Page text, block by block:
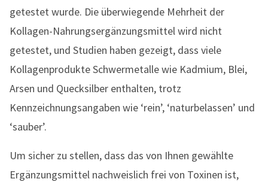
getestet wurde. Die überwiegende Mehrheit der
Kollagen-Nahrungsergänzungsmittel wird nicht
getestet, und Studien haben gezeigt, dass viele
Kollagenprodukte Schwermetalle wie Kadmium, Blei,
Arsen und Quecksilber enthalten, trotz
Kennzeichnungsangaben wie ‘rein’, ‘naturbelassen’ und
‘sauber’.
Um sicher zu stellen, dass das von Ihnen gewählte
Ergänzungsmittel nachweislich frei von Toxinen ist,